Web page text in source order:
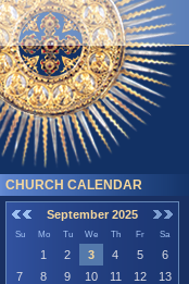
CHURCH CALENDAR
September 2025
Su Mo Tu We Th Fr Sa
1 2 3 4 5
6
7
8 9 10 11 12
13